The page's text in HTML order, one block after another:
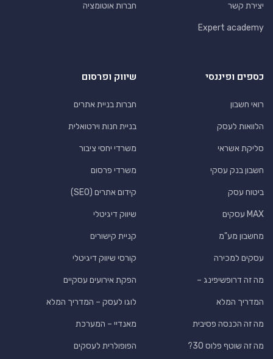
יצירת קשר
Expert academy
חברות אוטומציה
כספים ופיננסי
רואי חשבון
הלוואות לעסק
סליקת אשראי
חשבון בנק עסקי
ביטוח עסק
MAX עסקים
מחשבון מע"מ
עסקים למכירה
מה זה דרופשיפינג –
המדריך המלא
מה זה הכנסה פסיבית
מה זה שוטף פלוס 30?
שיווק ופרסום
חברות בניית אתרים
בניית חנות וירטואלית
משרדי יחסי ציבור
משרדי פרסום
קידום אתרים (SEO)
שיווק דיגיטלי
קניית קישורים
קורסי שיווק דיגיטלי
הפקת אירועים עסקיים
לוגו לעסק – המדריך המלא
מאנדיי – המערכת
הפופולרית לעסקים